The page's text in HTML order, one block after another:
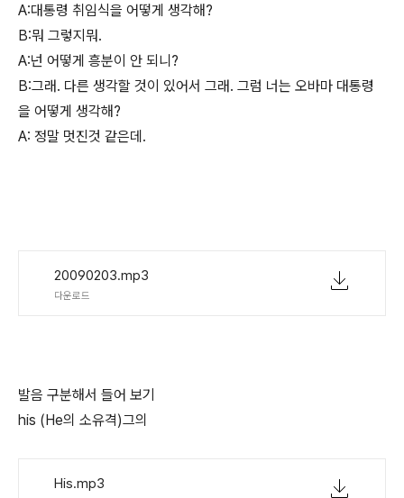
A:대통령 취임식을 어떻게 생각해?
B:뭐 그렇지뭐.
A:넌 어떻게 흥분이 안 되니?
B:그래. 다른 생각할 것이 있어서 그래. 그럼 너는 오바마 대통령
을 어떻게 생각해?
A: 정말 멋진것 같은데.
20090203.mp3
다운로드
발음 구분해서 들어 보기
his (He의 소유격)그의
His.mp3